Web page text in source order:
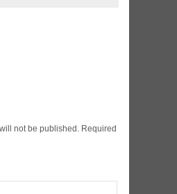
not be published. Required